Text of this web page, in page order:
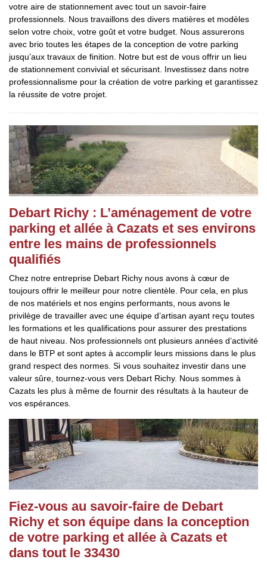
votre aire de stationnement avec tout un savoir-faire
professionnels. Nous travaillons des divers matières et modèles
selon votre choix, votre goût et votre budget. Nous assurerons
avec brio toutes les étapes de la conception de votre parking
jusqu’aux travaux de finition. Notre but est de vous offrir un lieu
de stationnement convivial et sécurisant. Investissez dans notre
professionnalisme pour la création de votre parking et garantissez
la réussite de votre projet.
Debart Richy : L’aménagement de votre
parking et allée à Cazats et ses environs
entre les mains de professionnels
qualifiés
Chez notre entreprise Debart Richy nous avons à cœur de
toujours offrir le meilleur pour notre clientèle. Pour cela, en plus
de nos matériels et nos engins performants, nous avons le
privilège de travailler avec une équipe d’artisan ayant reçu toutes
les formations et les qualifications pour assurer des prestations
de haut niveau. Nos professionnels ont plusieurs années d’activité
dans le BTP et sont aptes à accomplir leurs missions dans le plus
grand respect des normes. Si vous souhaitez investir dans une
valeur sûre, tournez-vous vers Debart Richy. Nous sommes à
Cazats les plus à même de fournir des résultats à la hauteur de
vos espérances.
Fiez-vous au savoir-faire de Debart
Richy et son équipe dans la conception
de votre parking et allée à Cazats et
dans tout le 33430